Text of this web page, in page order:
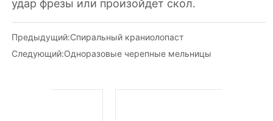
Предыдущий:Спиральный краниолопаст
Следующий:Одноразовые черепные мельницы